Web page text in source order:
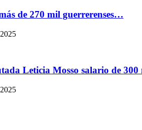
de 270 mil guerrerenses…
Leticia Mosso salario de